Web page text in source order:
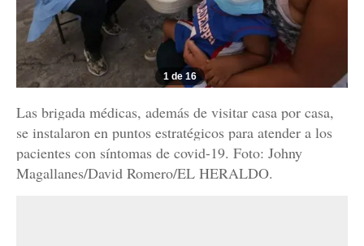
1 de 16
Las brigada médicas, además de visitar casa por casa,
se instalaron en puntos estratégicos para atender a los
pacientes con síntomas de covid-19. Foto: Johny
Magallanes/David Romero/EL HERALDO.